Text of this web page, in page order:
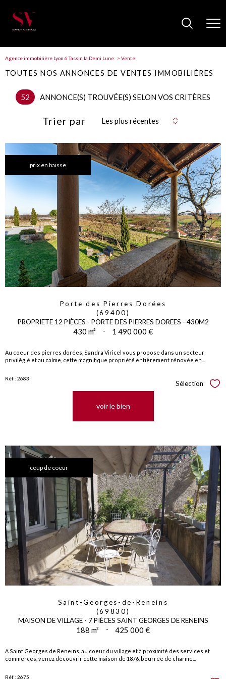
Agence immobilière Lyon 6 Tassin la Demi Lune Vente
TOUTES NOS ANNONCES DE VENTES IMMOBILIÈRES
52 ANNONCE(S) TROUVÉE(S) SELON VOS CRITÈRES
Trier par Les plus récentes
prix en baisse
Porte des Pierres Dorées
(69400)
PROPRIETE 12 PIÈCES - PORTE DES PIERRES DOREES - 430M2
430 m² - 1 490 000 €
Au coeur des pierres dorées, Sandra Viricel vous propose dans un secteur
privilègié et au calme, cette magnifique propriété entièrement rénovée en...
Réf : 2683
Sélection
voir le bien
coup de coeur
Saint-Georges-de-Reneins
(69830)
MAISON DE VILLAGE - 7 PIÈCES SAINT GEORGES DE RENEINS
188 m² - 425 000 €
A Saint Georges de Reneins, au coeur du village et à proximité des services et
commerces, venez découvrir cette maison de 1876, bourrée de charme...
Réf : 2675